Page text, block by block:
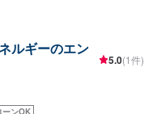
ルギーのエン
5.0(1件)
ーンOK